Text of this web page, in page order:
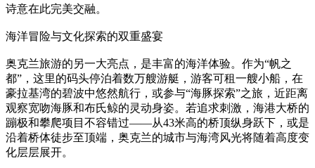
诗意在此完美交融。
海洋冒险与文化探索的双重盛宴
奥克兰旅游的另一大亮点，是丰富的海洋体验。作为“帆之
都”，这里的码头停泊着数万艘游艇，游客可租一艘小船，在
豪拉基湾的碧波中悠然航行，或参与“海豚探索”之旅，近距离
观察宽吻海豚和布氏鲸的灵动身姿。若追求刺激，海港大桥的
蹦极和攀爬项目不容错过——从43米高的桥顶纵身跃下，或是
沿着桥体徒步至顶端，奥克兰的城市与海湾风光将随着高度变
化层层展开。